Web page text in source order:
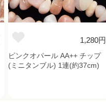
1,280円
ピンクオパール AA++ チップ
(ミニタンブル) 1連(約37cm)